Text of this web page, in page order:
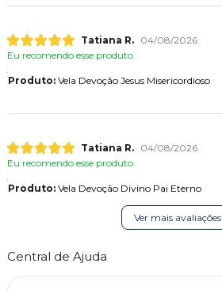
Tatiana R.
04/08/2026
Eu recomendo esse produto.
Produto:Vela Devoção Jesus Misericordioso
Tatiana R.
04/08/2026
Eu recomendo esse produto.
Produto:Vela Devoção Divino Pai Eterno
Ver mais avaliações
Central de Ajuda